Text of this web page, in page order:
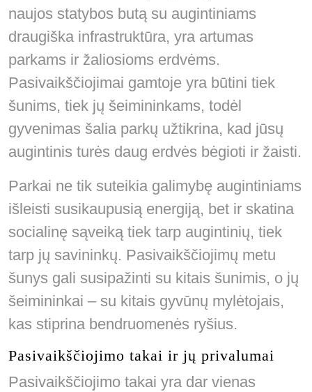
naujos statybos butą su augintiniams
draugiška infrastruktūra, yra artumas
parkams ir žaliosioms erdvėms.
Pasivaikščiojimai gamtoje yra būtini tiek
šunims, tiek jų šeimininkams, todėl
gyvenimas šalia parkų užtikrina, kad jūsų
augintinis turės daug erdvės bėgioti ir žaisti.
Parkai ne tik suteikia galimybę augintiniams
išleisti susikaupusią energiją, bet ir skatina
socialinę sąveiką tiek tarp augintinių, tiek
tarp jų savininkų. Pasivaikščiojimų metu
šunys gali susipažinti su kitais šunimis, o jų
šeimininkai – su kitais gyvūnų mylėtojais,
kas stiprina bendruomenės ryšius.
Pasivaikščiojimo takai ir jų privalumai
Pasivaikščiojimo takai yra dar vienas